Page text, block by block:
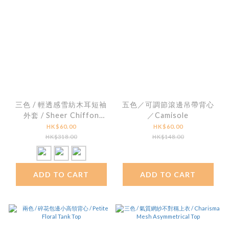
三色 / 輕透感雪紡木耳短袖
外套 / Sheer Chiffon
Ruffle-Trim Short Sleeve
Jacket
HK$60.00
HK$318.00
ADD TO CART
五色／可調節滾邊吊帶背心
／Camisole
HK$60.00
HK$148.00
ADD TO CART